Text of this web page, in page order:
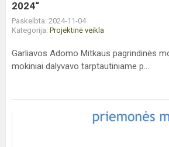
2024“
Paskelbta: 2024-11-04
Kategorija: Projektinė veikla
Garliavos Adomo Mitkaus pagrindinės
mokiniai dalyvavo tarptautiniame p...